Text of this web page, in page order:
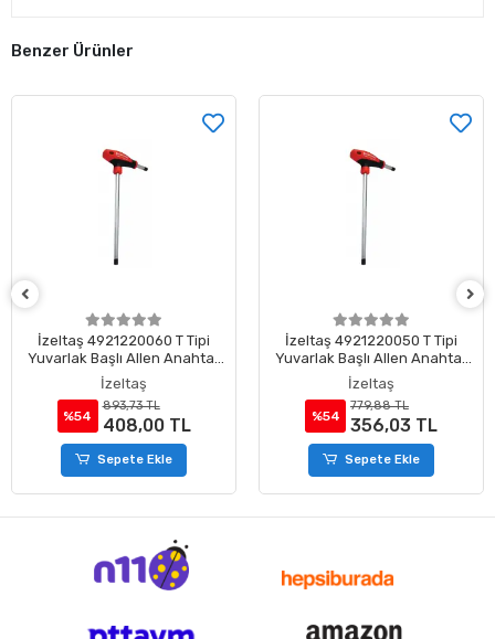
Benzer Ürünler
İzeltaş 4921220060 T Tipi
Yuvarlak Başlı Allen Anahtar
6 mm
İzeltaş
%54
893,73 TL
408,00 TL
Sepete Ekle
İzeltaş 4921220050 T Tipi
Yuvarlak Başlı Allen Anahtar
5 mm
İzeltaş
%54
779,88 TL
356,03 TL
Sepete Ekle